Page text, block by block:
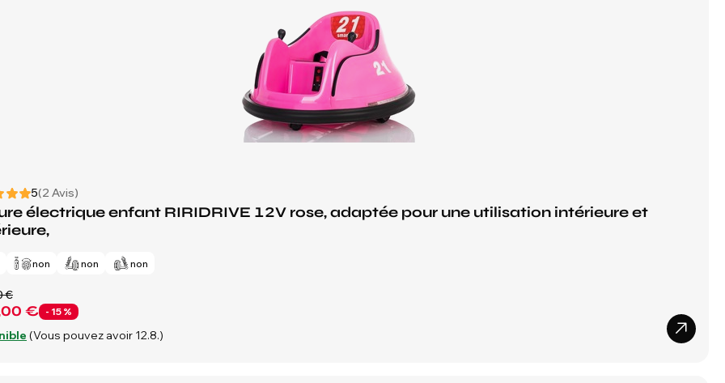
5(2 Avis)
électrique enfant RIRIDRIVE 12V rose, adaptée pour une utilisation intérieure et
non non non
€ - 15 %
€
(Vous pouvez avoir 12.8.)